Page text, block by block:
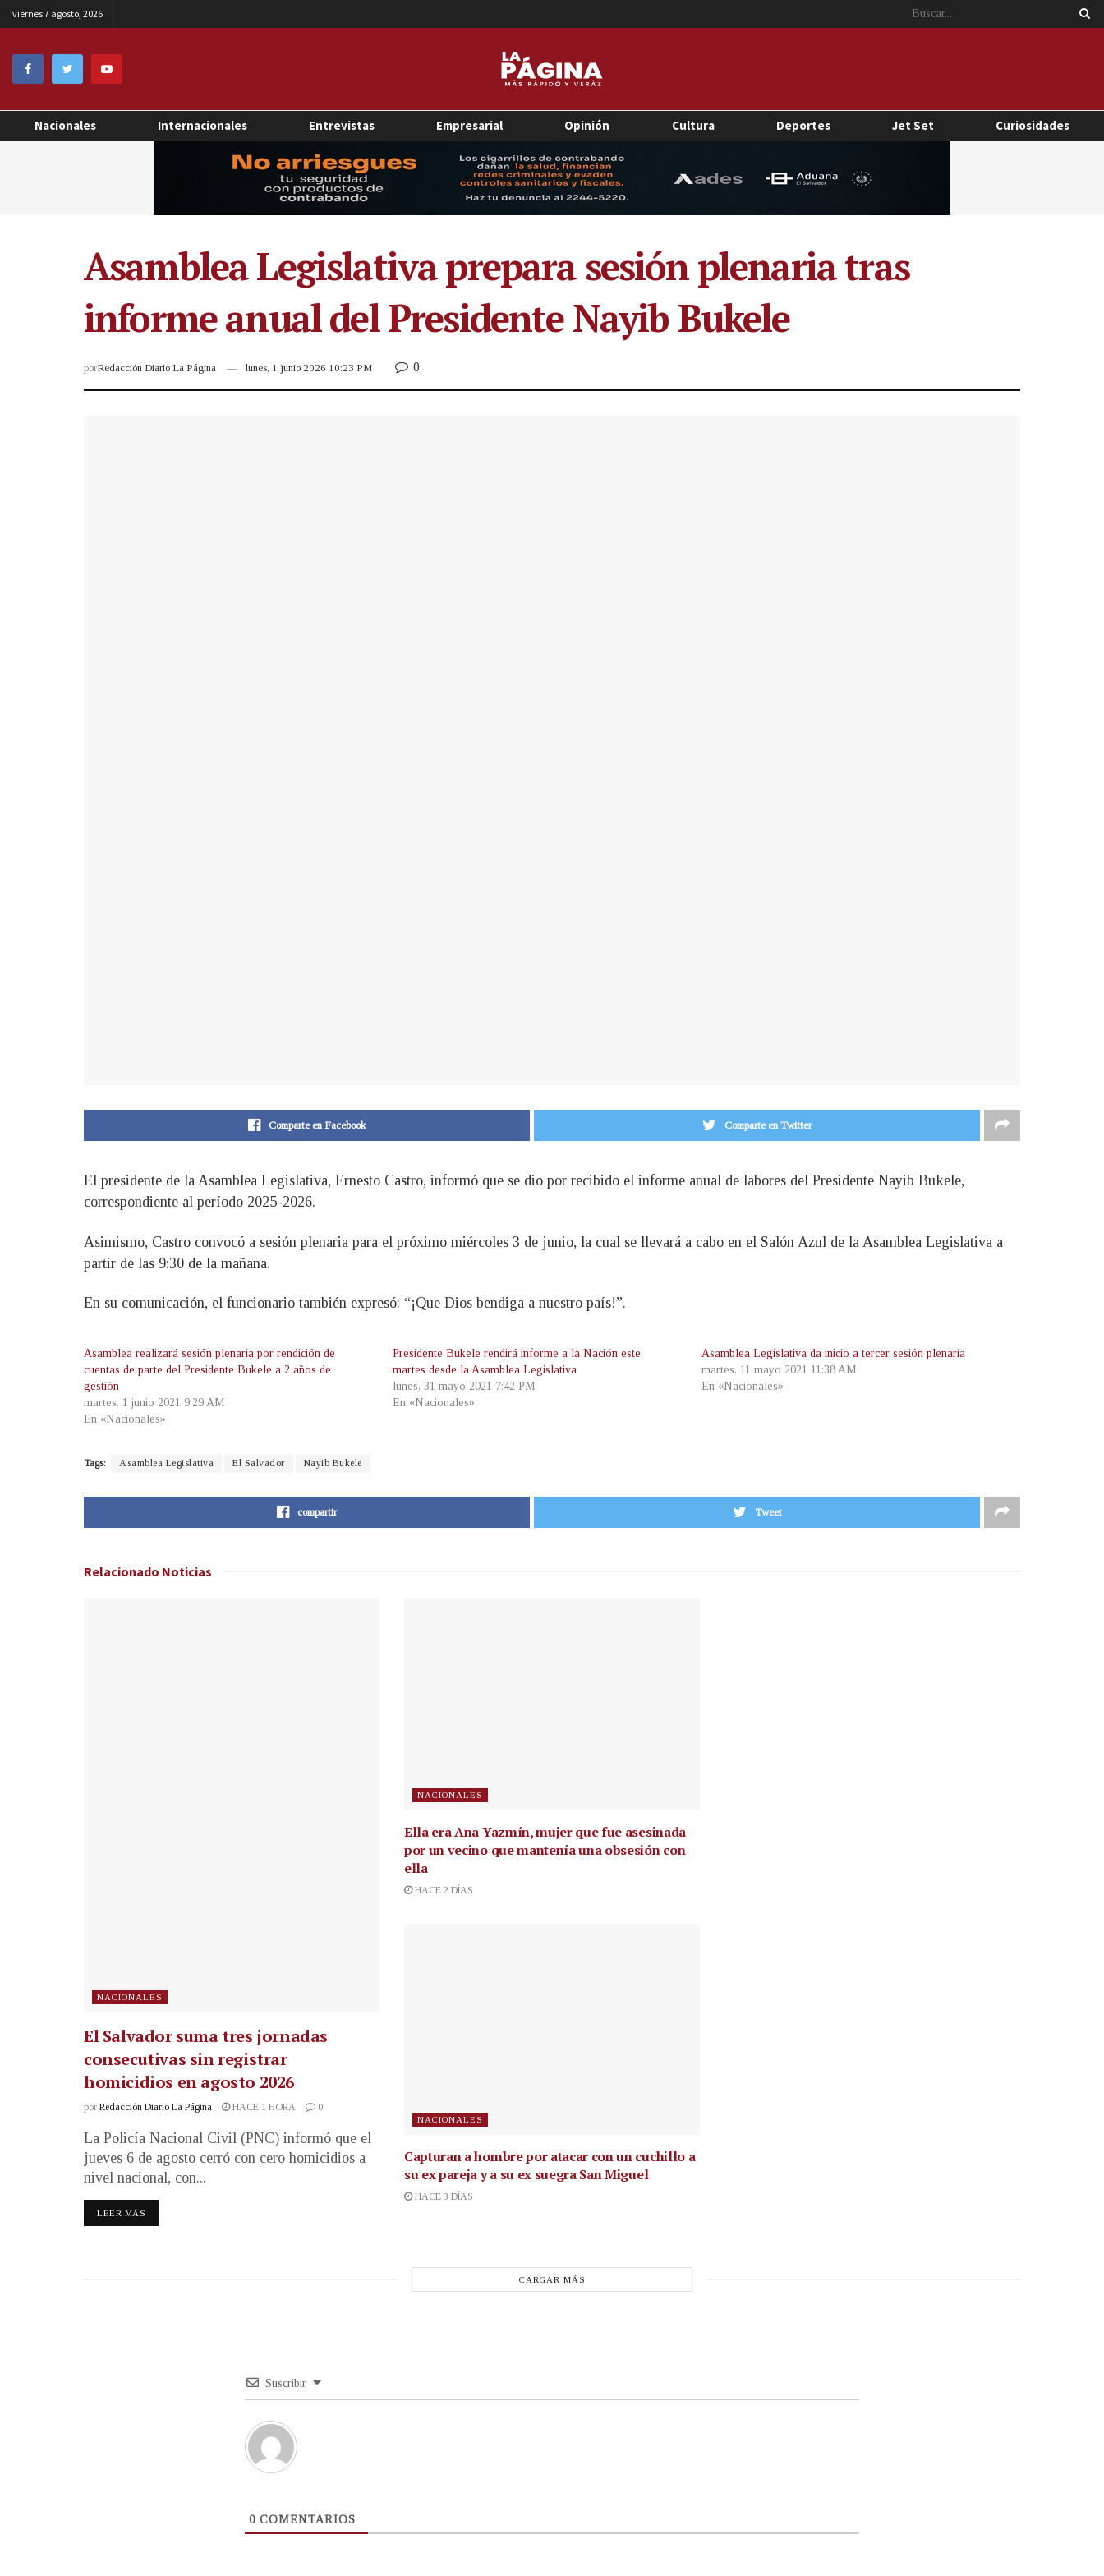
viernes 7 agosto, 2026
Nacionales Internacionales Entrevistas Empresarial Opinión Cultura Deportes Jet Set Curiosidades
Asamblea Legislativa prepara sesión plenaria tras
informe anual del Presidente Nayib Bukele
porRedacción Diario La Página lunes, 1 junio 2026 10:23 PM 0
Comparte en Facebook Comparte en Twitter
El presidente de la Asamblea Legislativa, Ernesto Castro, informó que se dio por recibido el informe anual de labores del Presidente Nayib Bukele,
correspondiente al período 2025-2026.
Asimismo, Castro convocó a sesión plenaria para el próximo miércoles 3 de junio, la cual se llevará a cabo en el Salón Azul de la Asamblea Legislativa a
partir de las 9:30 de la mañana.
En su comunicación, el funcionario también expresó: “¡Que Dios bendiga a nuestro país!”.
Asamblea realizará sesión plenaria por rendición de
cuentas de parte del Presidente Bukele a 2 años de
gestión
martes, 1 junio 2021 9:29 AM
En «Nacionales»
Presidente Bukele rendirá informe a la Nación este
martes desde la Asamblea Legislativa
lunes, 31 mayo 2021 7:42 PM
En «Nacionales»
Asamblea Legislativa da inicio a tercer sesión plenaria
martes, 11 mayo 2021 11:38 AM
En «Nacionales»
Tags: Asamblea Legislativa El Salvador Nayib Bukele
compartir Tweet
Relacionado Noticias
NACIONALES
El Salvador suma tres jornadas
consecutivas sin registrar
homicidios en agosto 2026
por Redacción Diario La Página HACE 1 HORA 0
La Policía Nacional Civil (PNC) informó que el
jueves 6 de agosto cerró con cero homicidios a
nivel nacional, con...
LEER MÁS
NACIONALES
Ella era Ana Yazmín, mujer que fue asesinada
por un vecino que mantenía una obsesión con
ella
HACE 2 DÍAS
NACIONALES
Capturan a hombre por atacar con un cuchillo a
su ex pareja y a su ex suegra San Miguel
HACE 3 DÍAS
CARGAR MÁS
Suscribir
0 COMENTARIOS